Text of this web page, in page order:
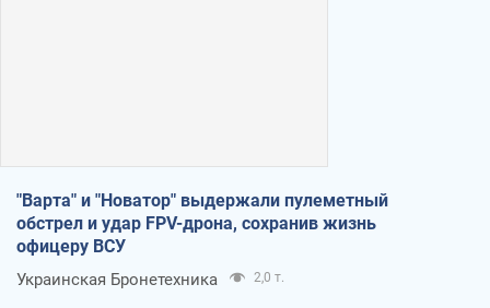
"Варта" и "Новатор" выдержали пулеметный
обстрел и удар FPV-дрона, сохранив жизнь
офицеру ВСУ
Украинская Бронетехника 2,0 т.